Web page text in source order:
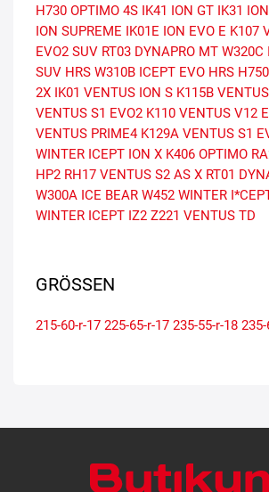
H730 OPTIMO 4S IK41 ION GT IK31
ION SUPREME IK01E ION EVO E K107
EVO2 SUV RT03 DYNAPRO MT W320C
SUV HRS W310B ICEPT EVO HRS
2X IK01 VENTUS ION S K115B
VENTUS S1 EVO2 K110 VENTUS V12
VENTUS PRIME4 K129A VENTUS S1
WINTER ICEPT ION X K406 OPTIMO
HP2 RH17 VENTUS S2 AS X RT01
W300A ICE BEAR W452 WINTER
WINTER ICEPT IZ2 Z221 VENTUS TD
GRÖSSEN
215-60-r-17 225-65-r-17 235-55-r-18